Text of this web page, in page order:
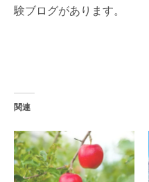
験ブログがあります。
関連